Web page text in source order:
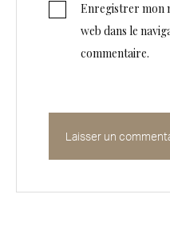
Enregistrer mon
web dans le
commentaire.